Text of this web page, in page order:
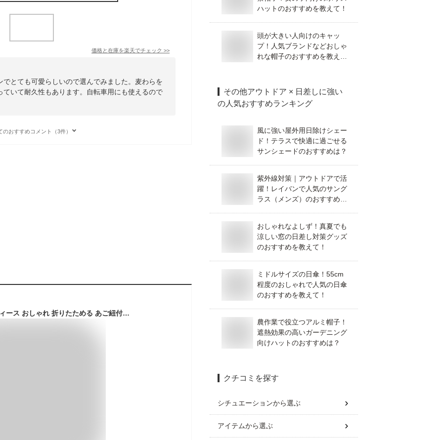
価格と在庫を楽天でチェック >>
とても可愛らしいので選んでみました。麦わらを
いて耐久性もあります。自転車用にも使えるので
のおすすめコメント（3件）
帽子型 キャップ レディース おしゃれ 折りたためる あご紐付 麦わら帽子 麦わらハット つば広の麦わら帽子 ハット型ヘルメット 自転車 キャップ 軽量 自転車 大きいリボン付き 夏用 通気
ハットのおすすめを教えて！
頭が大きい人向けのキャッ
プ！人気ブランドなどおしゃ
れな帽子のおすすめを教え
その他アウトドア × 日差しに強い
の人気おすすめランキング
風に強い屋外用日除けシェー
ド！テラスで快適に過ごせる
サンシェードのおすすめは？
紫外線対策｜アウトドアで活
躍！レイバンで人気のサング
ラス（メンズ）のおすすめ
おしゃれなよしず！真夏でも
涼しい窓の日差し対策グッズ
のおすすめを教えて！
ミドルサイズの日傘！55cm
程度のおしゃれで人気の日傘
のおすすめを教えて！
農作業で役立つアルミ帽子！
遮熱効果の高いガーデニング
向けハットのおすすめは？
クチコミを探す
シチュエーションから選ぶ
アイテムから選ぶ